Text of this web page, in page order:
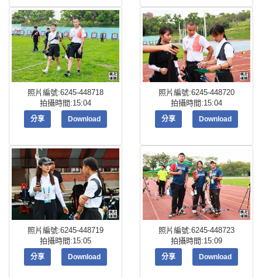
照片編號:6245-448718
拍攝時間:15:04
分享 Download
照片編號:6245-448720
拍攝時間:15:04
分享 Download
照片編號:6245-448719
拍攝時間:15:05
分享 Download
照片編號:6245-448723
拍攝時間:15:09
分享 Download